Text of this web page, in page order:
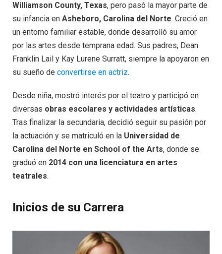
Williamson County, Texas, pero pasó la mayor parte de
su infancia en Asheboro, Carolina del Norte. Creció en
un entorno familiar estable, donde desarrolló su amor
por las artes desde temprana edad. Sus padres, Dean
Franklin Lail y Kay Lurene Surratt, siempre la apoyaron en
su sueño de convertirse en actriz.
Desde niña, mostró interés por el teatro y participó en
diversas obras escolares y actividades artísticas.
Tras finalizar la secundaria, decidió seguir su pasión por
la actuación y se matriculó en la Universidad de
Carolina del Norte en School of the Arts, donde se
graduó en 2014 con una licenciatura en artes
teatrales.
Inicios de su Carrera